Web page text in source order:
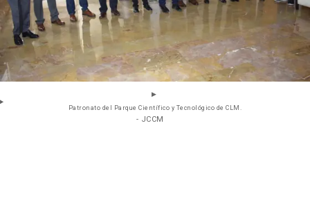
Patronato del Parque Científico y Tecnológico de CLM.
- JCCM